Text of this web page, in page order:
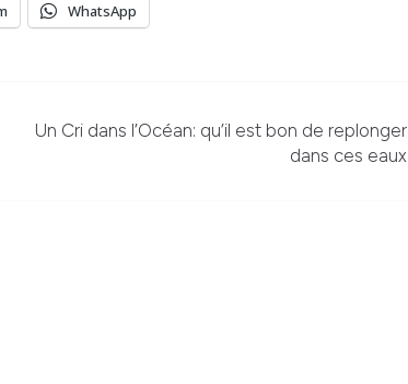
WhatsApp
Un Cri dans l’Océan: qu’il est bon de replonger
dans ces eaux